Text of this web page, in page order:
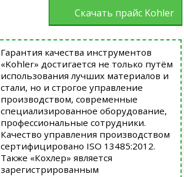
Скачать прайс Kohler
Гарантия качества инструментов
«Kohler» достигается не только путём
использования лучших материалов и
стали, но и строгое управление
производством, современные
специализированное оборудование,
профессиональные сотрудники.
Качество управления производством
сертифицировано ISO 13485:2012.
Также «Кохлер» является
зарегистрированным